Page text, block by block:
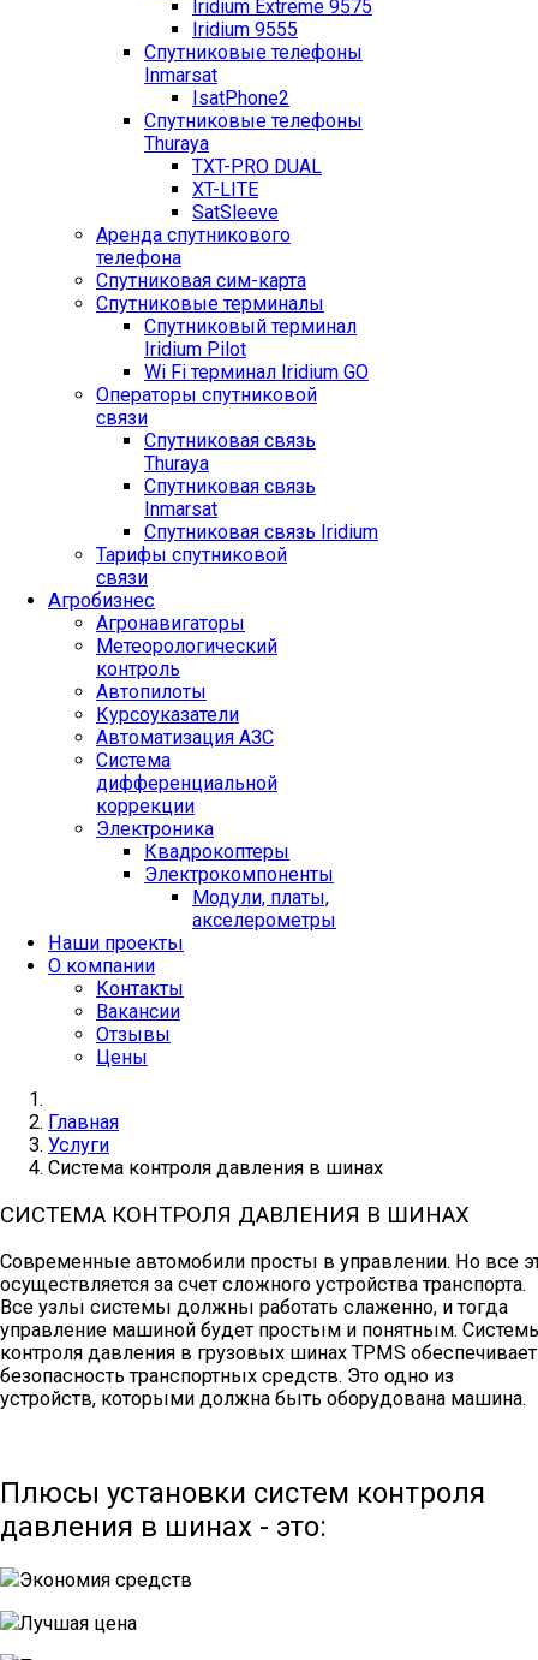
Iridium Extreme 9575
Iridium 9555
Спутниковые телефоны
Inmarsat
IsatPhone2
Спутниковые телефоны
Thuraya
TXT-PRO DUAL
XT-LITE
SatSleeve
Аренда спутникового
телефона
Спутниковая сим-карта
Спутниковые терминалы
Спутниковый терминал
Iridium Pilot
Wi Fi терминал Iridium GO
Операторы спутниковой
связи
Спутниковая связь
Thuraya
Спутниковая связь
Inmarsat
Спутниковая связь Iridium
Тарифы спутниковой
связи
Агробизнес
Агронавигаторы
Метеорологический
контроль
Автопилоты
Курсоуказатели
Автоматизация АЗС
Система
дифференциальной
коррекции
Электроника
Квадрокоптеры
Электрокомпоненты
Модули, платы,
акселерометры
Наши проекты
О компании
Контакты
Вакансии
Отзывы
Цены
Главная
Услуги
Система контроля давления в шинах
СИСТЕМА КОНТРОЛЯ ДАВЛЕНИЯ В ШИНАХ
Современные автомобили просты в управлении. Но все
осуществляется за счет сложного устройства транспорта.
Все узлы системы должны работать слаженно, и тогда
управление машиной будет простым и понятным.
контроля давления в грузовых шинах TPMS обеспечивает
безопасность транспортных средств. Это одно из
устройств, которыми должна быть оборудована машина.
Плюсы установки систем контроля
давления в шинах - это:
Экономия средств
Лучшая цена